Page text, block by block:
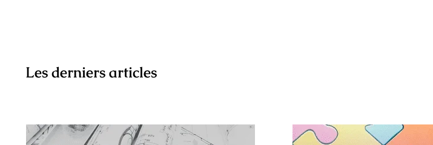
Les derniers articles